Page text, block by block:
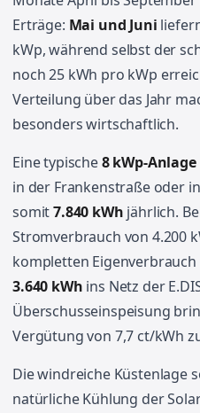
Erträge: Mai und Juni
kWp, während selbst der
noch 25 kWh pro kWp
Verteilung über das Jahr
besonders wirtschaftlich.
Eine typische8 kWp-Anlage
in der Frankenstraße oder
somit7.840 kWh jährlich.
Stromverbrauch von 4.200
kompletten
3.640 kWh ins Netz der
Überschusseinspeisung
Vergütung von 7,7 ct/kWh
Die windreiche Küstenlage
natürliche Kühlung der